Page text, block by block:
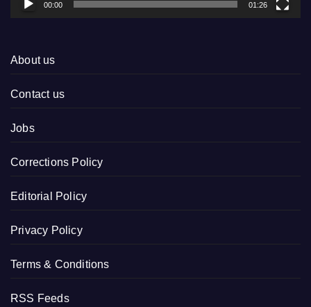
00:00 01:26
About us
Contact us
Jobs
Corrections Policy
Editorial Policy
Privacy Policy
Terms & Conditions
RSS Feeds